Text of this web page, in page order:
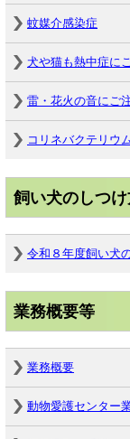
蚊媒介感染症
犬や猫も熱中症に
雷・花火の音にご
コリネバクテリウ
飼い犬のしつ
令和８年度飼い犬
業務概要等
業務概要
動物愛護センター